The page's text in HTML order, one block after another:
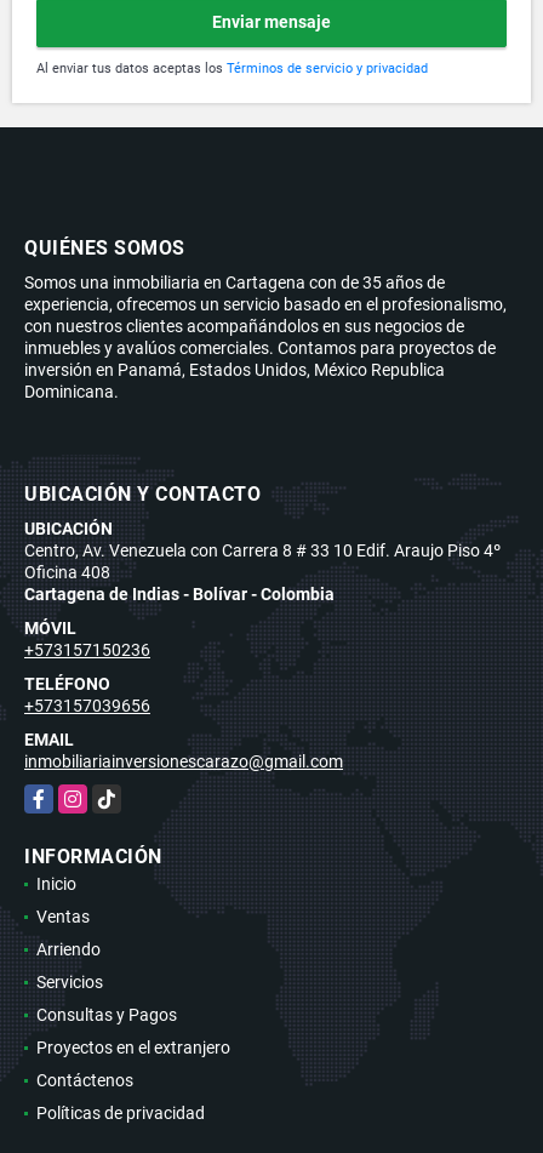
Enviar mensaje
Al enviar tus datos aceptas los Términos de servicio y privacidad
QUIÉNES SOMOS
Somos una inmobiliaria en Cartagena con de 35 años de
experiencia, ofrecemos un servicio basado en el profesionalismo,
con nuestros clientes acompañándolos en sus negocios de
inmuebles y avalúos comerciales. Contamos para proyectos de
inversión en Panamá, Estados Unidos, México Republica
Dominicana.
UBICACIÓN Y CONTACTO
UBICACIÓN
Centro, Av. Venezuela con Carrera 8 # 33 10 Edif. Araujo Piso 4º
Oficina 408
Cartagena de Indias - Bolívar - Colombia
MÓVIL
+573157150236
TELÉFONO
+573157039656
EMAIL
inmobiliariainversionescarazo@gmail.com
FacebookInstagram
TikTok
INFORMACIÓN
Inicio
Ventas
Arriendo
Servicios
Consultas y Pagos
Proyectos en el extranjero
Contáctenos
Políticas de privacidad